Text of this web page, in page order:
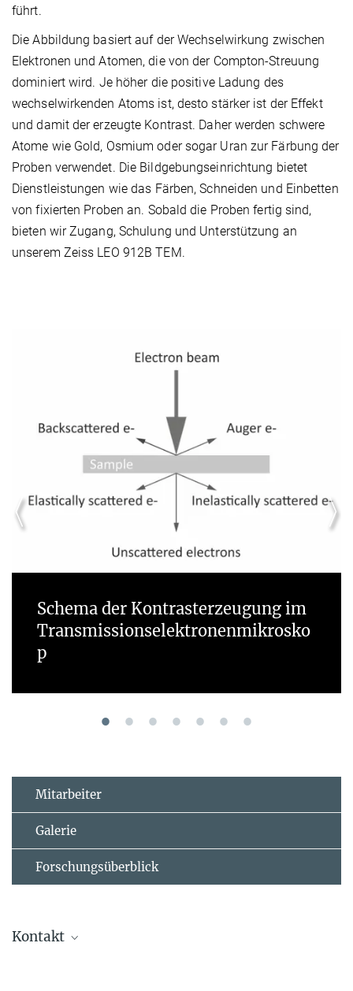
führt.
Die Abbildung basiert auf der Wechselwirkung zwischen
Elektronen und Atomen, die von der Compton-Streuung
dominiert wird. Je höher die positive Ladung des
wechselwirkenden Atoms ist, desto stärker ist der Effekt
und damit der erzeugte Kontrast. Daher werden schwere
Atome wie Gold, Osmium oder sogar Uran zur Färbung der
Proben verwendet. Die Bildgebungseinrichtung bietet
Dienstleistungen wie das Färben, Schneiden und Einbetten
von fixierten Proben an. Sobald die Proben fertig sind,
bieten wir Zugang, Schulung und Unterstützung an
unserem Zeiss LEO 912B TEM.
Schema der Kontrasterzeugung im
Transmissionselektronenmikrosko
p
Mitarbeiter
Galerie
Forschungsüberblick
Kontakt